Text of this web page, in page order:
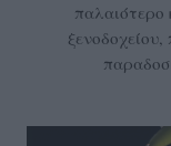
παλαιότερο